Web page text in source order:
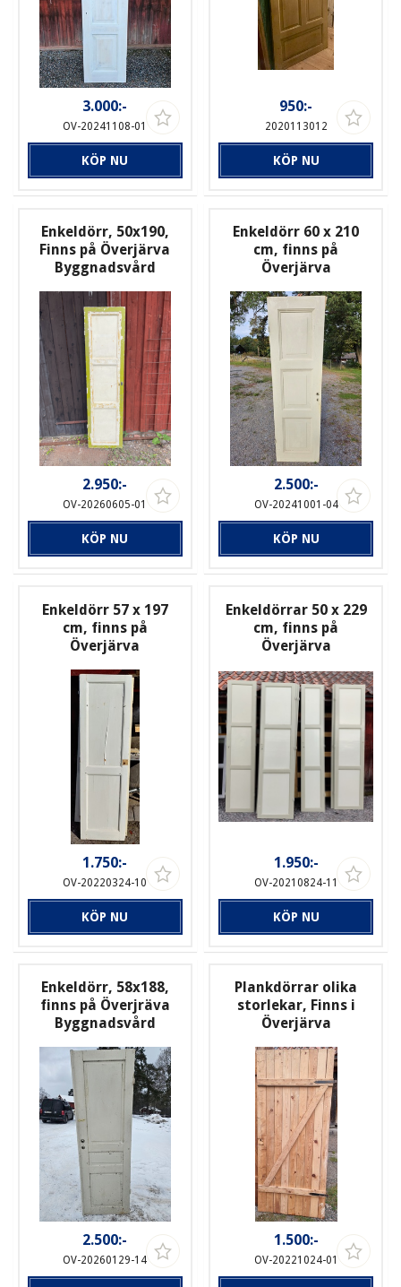
3.000:-
OV-20241108-01
KÖP NU
950:-
2020113012
KÖP NU
Enkeldörr, 50x190,
Finns på Överjärva
Byggnadsvård
2.950:-
OV-20260605-01
KÖP NU
Enkeldörr 60 x 210
cm, finns på
Överjärva
2.500:-
OV-20241001-04
KÖP NU
Enkeldörr 57 x 197
cm, finns på
Överjärva
1.750:-
OV-20220324-10
KÖP NU
Enkeldörrar 50 x 229
cm, finns på
Överjärva
1.950:-
OV-20210824-11
KÖP NU
Enkeldörr, 58x188,
finns på Överjräva
Byggnadsvård
2.500:-
OV-20260129-14
Plankdörrar olika
storlekar, Finns i
Överjärva
1.500:-
OV-20221024-01